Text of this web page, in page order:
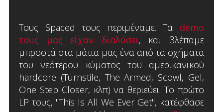
Τους Spaced τους περιμέναμε. Τα demo
τους μας είχαν διαλύσει, και βλέπαμε
μπροστά στα μάτια μας ένα από τα σχήματα
του νεότερου κύματος του αμερικανικού
hardcore (Turnstile, The Armed, Scowl, Gel,
One Step Closer, κλπ) να θεριεύει. Το πρώτο
LP τους, "This Is All We Ever Get", κατέφθασε